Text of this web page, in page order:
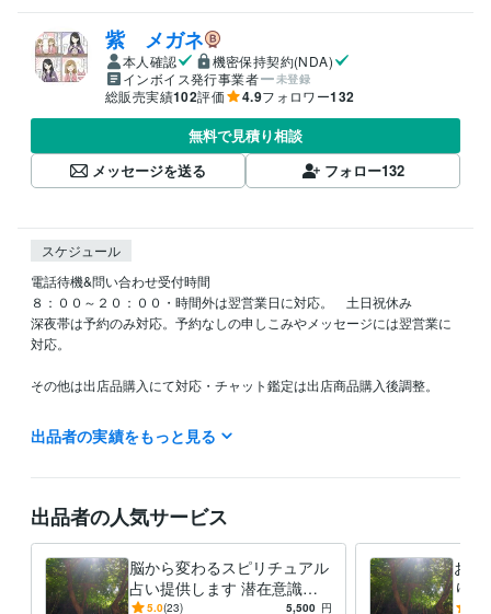
紫 メガネ
本人確認
機密保持契約(NDA)
インボイス発行事業者
未登録
総販売実績102評価 4.9フォロワー132
無料で見積り相談
メッセージを送る
フォロー132
スケジュール
電話待機&問い合わせ受付時間
８：００～２０：００・時間外は翌営業日に対応。　土日祝休み
深夜帯は予約のみ対応。予約なしの申しこみやメッセージには翌営業に
対応。
その他は出店品購入にて対応・チャット鑑定は出店商品購入後調整。
電話待機中は対応可能。待機していないときは対応は２４時間以内。
＊問い合わせに長文で悩みを書いてくる人の対応は一切しておりませ
ん。
ヒーリングエネルギーを送る時間帯（遠隔）
出品者の実績をもっと見る
出品者の人気サービス
脳から変わるスピリチュアル
占い提供します 潜在意識か
らクリーニングして悩みの根
5.0(23) 5,500 円
お悩
り
チュ